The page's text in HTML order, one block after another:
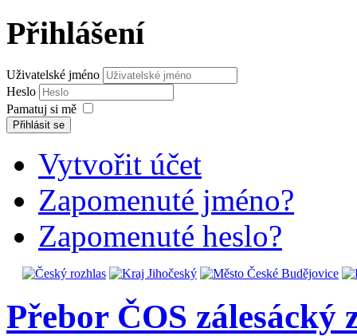
Přihlášení
Uživatelské jméno
Heslo
Pamatuj si mě
Přihlásit se
Vytvořit účet
Zapomenuté jméno?
Zapomenuté heslo?
Přebor ČOS zálesácký